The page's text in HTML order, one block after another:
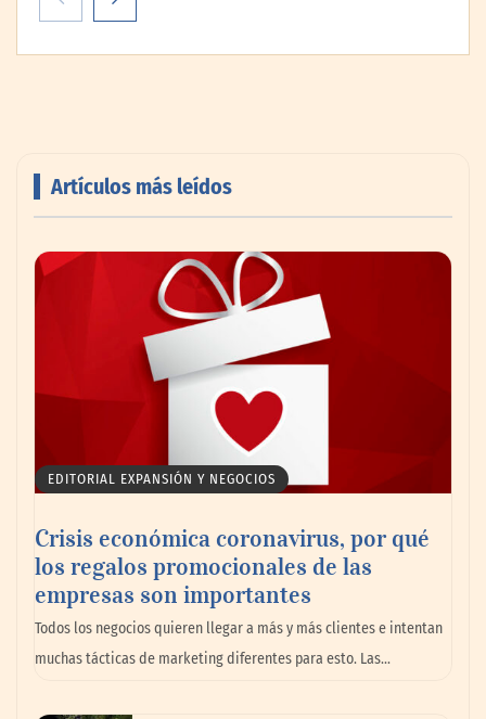
impulsando la colaboración en el sector
La omnicanalidad redefine la forma de
planear viajes en México
Artículos más leídos
EDITORIAL EXPANSIÓN Y NEGOCIOS
Crisis económica coronavirus, por qué
los regalos promocionales de las
empresas son importantes
Todos los negocios quieren llegar a más y más clientes e intentan
muchas tácticas de marketing diferentes para esto. Las…